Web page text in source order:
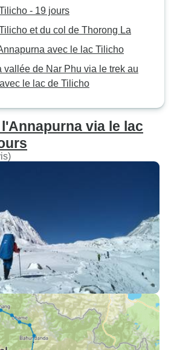
- 19 jours
et du col de Thorong La
avec le lac Tilicho
vallée de Nar Phu via le trek au
le lac de Tilicho
via le lac